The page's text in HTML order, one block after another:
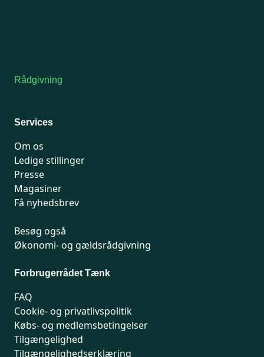
Rådgivning
Services
Om os
Ledige stillinger
Presse
Magasiner
Få nyhedsbrev
Besøg også
Økonomi- og gældsrådgivning
Forbrugerrådet Tænk
FAQ
Cookie- og privatlivspolitik
Købs- og medlemsbetingelser
Tilgængelighed
Tilgængelighedserklæring